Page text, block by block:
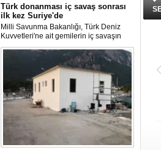
Türk donanması iç savaş sonrası
ilk kez Suriye'de
Milli Savunma Bakanlığı, Türk Deniz
Kuvvetleri'ne ait gemilerin iç savaşın
ardından ilk kez Suriye'nin Lazkiye
Limanı'na gittiğini duyurdu. Tarihi
ziyarette Deniz Kuvvetleri Komutanı da
TCG İstanbul gemisinde yer aldı.